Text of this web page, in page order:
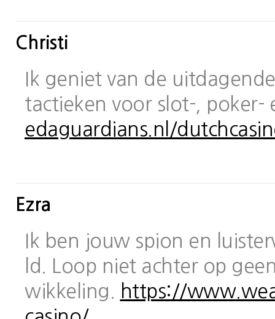
Christi
Ik geniet van de
tactieken voor slot-,
edaguardians.nl/
Ezra
Ik ben jouw spion en
ld. Loop niet achter op
wikkeling.
https://